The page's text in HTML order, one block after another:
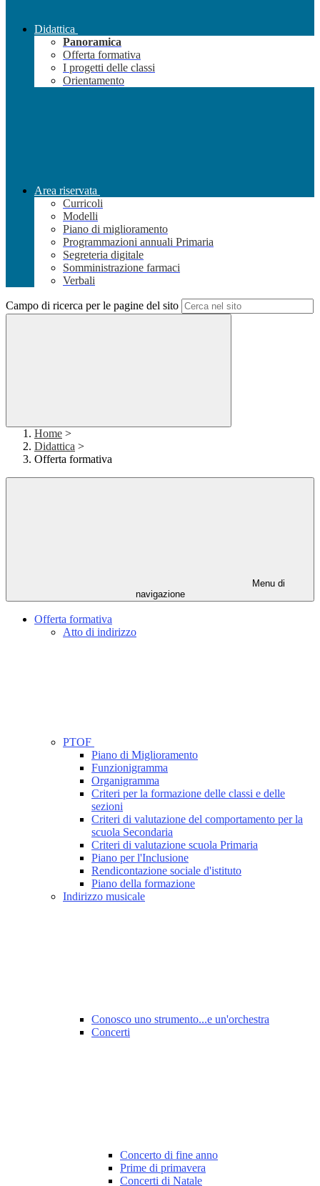
Didattica
Panoramica
Offerta formativa
I progetti delle classi
Orientamento
Area riservata
Curricoli
Modelli
Piano di miglioramento
Programmazioni annuali Primaria
Segreteria digitale
Somministrazione farmaci
Verbali
Campo di ricerca per le pagine del sito
Home >
Didattica >
Offerta formativa
Menu di
navigazione
Offerta formativa
Atto di indirizzo
PTOF
Piano di Miglioramento
Funzionigramma
Organigramma
Criteri per la formazione delle classi e delle
sezioni
Criteri di valutazione del comportamento per la
scuola Secondaria
Criteri di valutazione scuola Primaria
Piano per l'Inclusione
Rendicontazione sociale d'istituto
Piano della formazione
Indirizzo musicale
Conosco uno strumento...e un'orchestra
Concerti
Concerto di fine anno
Prime di primavera
Concerti di Natale